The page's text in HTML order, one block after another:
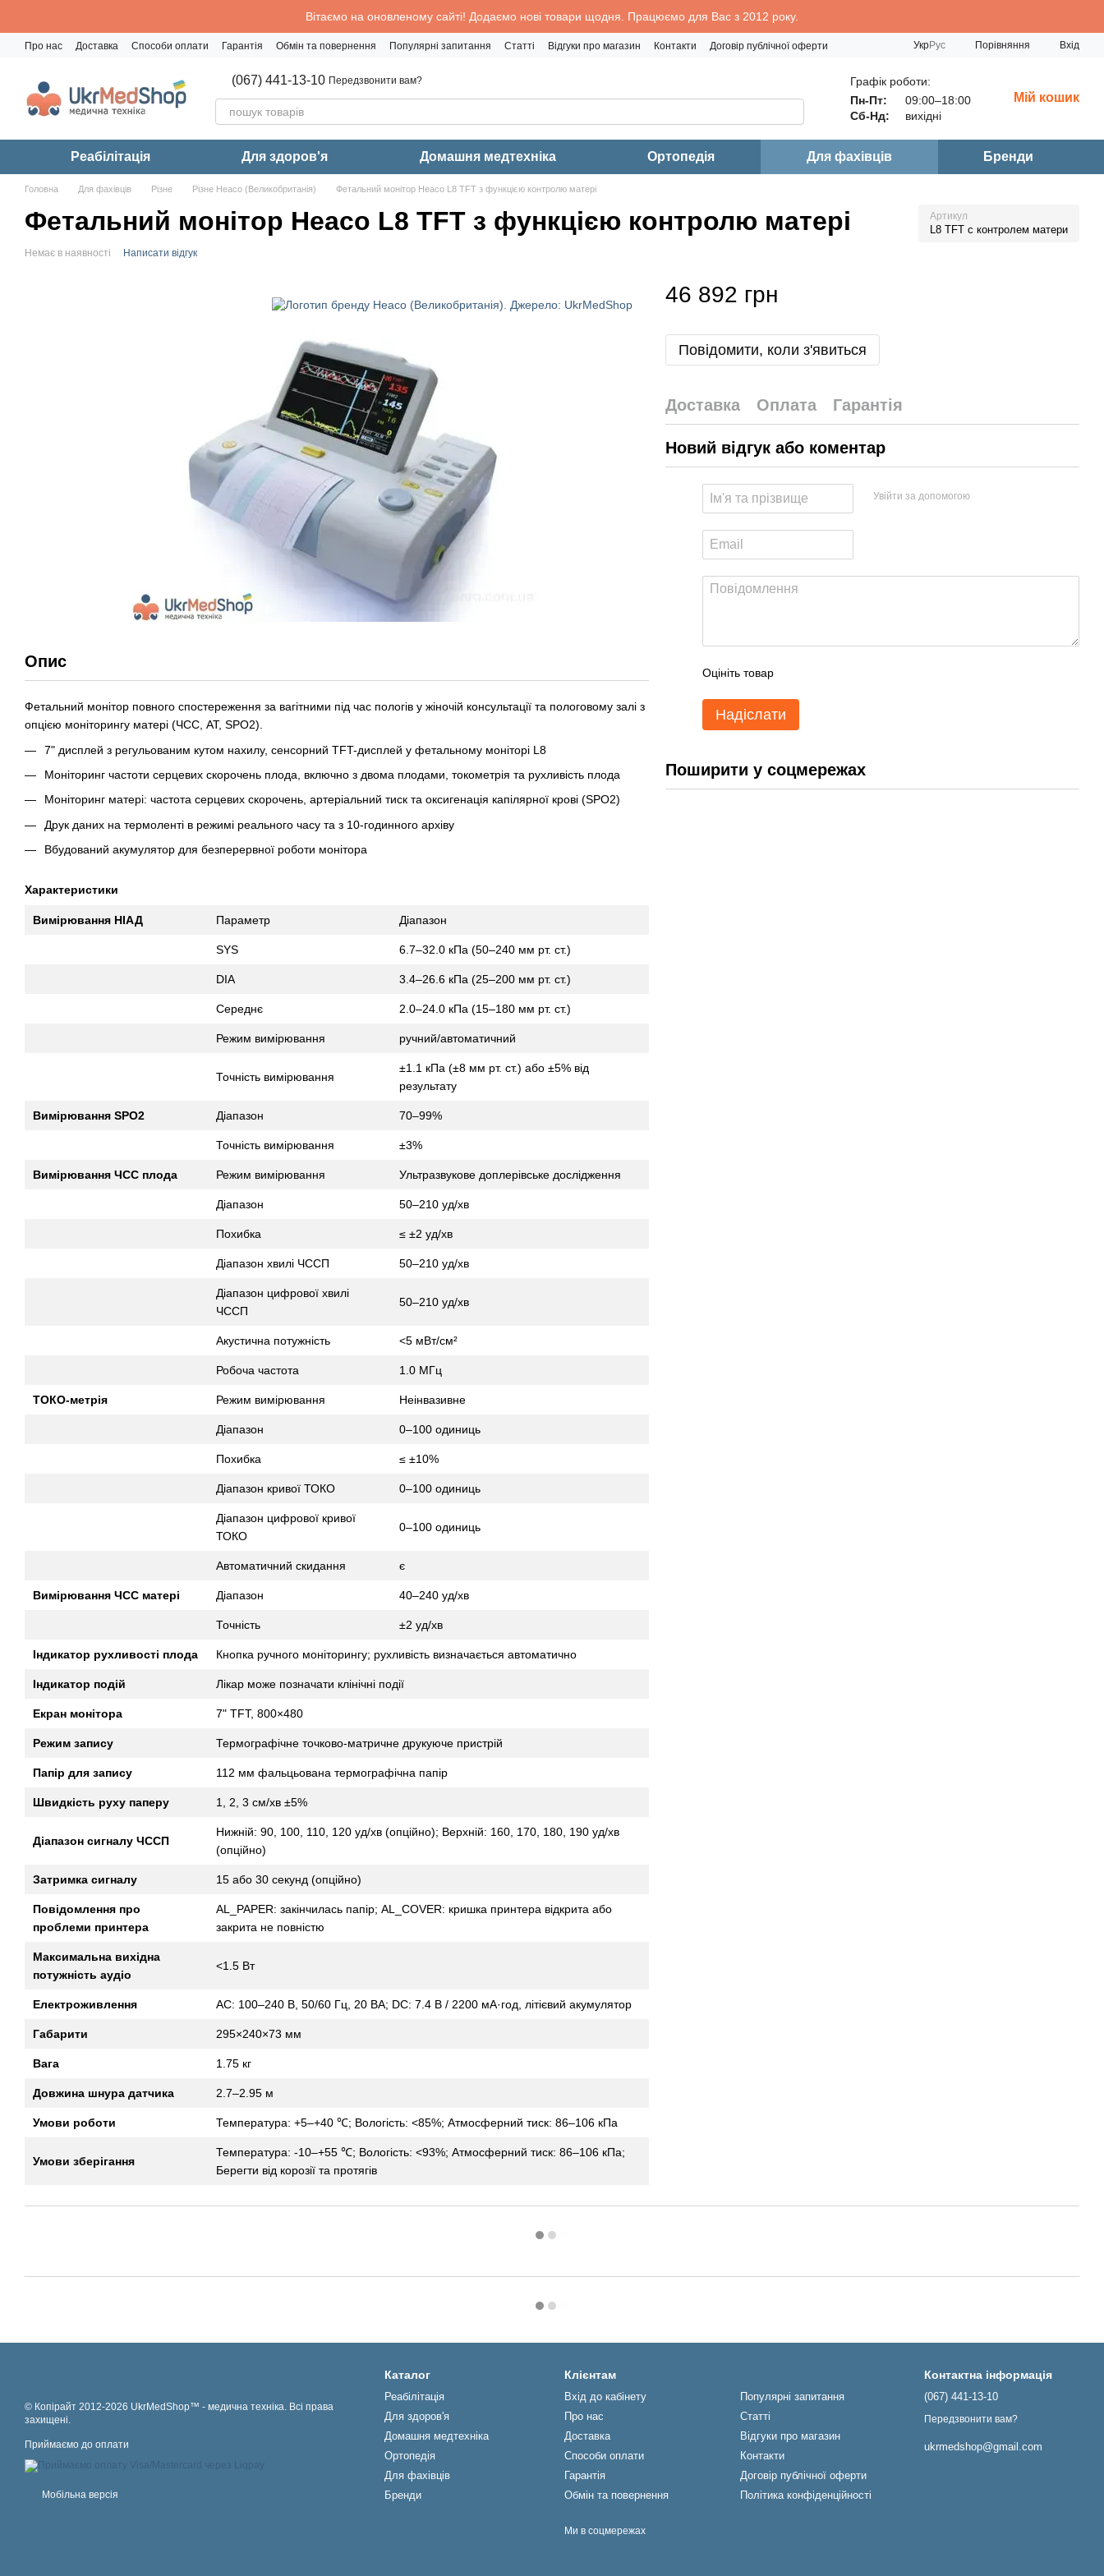
Вітаємо на оновленому сайті! Додаємо нові товари щодня. Працюємо для Вас з 2012 року.
Про нас Доставка Способи оплати Гарантія Обмін та повернення Популярні запитання Статті Відгуки про магазин Контакти
Договір публічної оферти
УкрРус Порівняння Вхід
(067) 441-13-10 Передзвонити вам?
Графік роботи:
Пн-Пт:
09:00–18:00
Сб-Нд:
вихідні
Мій кошик
Реабiлiтацiя Для здоров'я Домашня медтехніка Ортопедія Для фахівців Бренди
Головна Для фахівців Різне Різне Heaco (Великобританія) Фетальний монітор Heaco L8 TFT з функцією контролю матері
Фетальний монітор Heaco L8 TFT з функцією контролю матері Артикул
L8 TFT с контролем матери
Немає в наявності Написати відгук
Опис
Фетальний монітор повного спостереження за вагітними під час пологів у жіночій консультації та пологовому залі з
опцією моніторингу матері (ЧСС, АТ, SPO2).
7" дисплей з регульованим кутом нахилу, сенсорний TFT-дисплей у фетальному моніторі L8
Моніторинг частоти серцевих скорочень плода, включно з двома плодами, токометрія та рухливість плода
Моніторинг матері: частота серцевих скорочень, артеріальний тиск та оксигенація капілярної крові (SPO2)
Друк даних на термоленті в режимі реального часу та з 10-годинного архіву
Вбудований акумулятор для безперервної роботи монітора
Характеристики
Вимірювання НІАД Параметр Діапазон
SYS 6.7–32.0 кПа (50–240 мм рт. ст.)
DIA 3.4–26.6 кПа (25–200 мм рт. ст.)
Середнє 2.0–24.0 кПа (15–180 мм рт. ст.)
Режим вимірювання ручний/автоматичний
Точність вимірювання
±1.1 кПа (±8 мм рт. ст.) або ±5% від
результату
Вимірювання SPO2 Діапазон 70–99%
Точність вимірювання ±3%
Вимірювання ЧСС плода Режим вимірювання Ультразвукове доплерівське дослідження
Діапазон 50–210 уд/хв
Похибка ≤ ±2 уд/хв
Діапазон хвилі ЧССП 50–210 уд/хв
Діапазон цифрової хвилі
ЧССП
50–210 уд/хв
Акустична потужність <5 мВт/см²
Робоча частота 1.0 МГц
ТОКО-метрія Режим вимірювання Неінвазивне
Діапазон 0–100 одиниць
Похибка ≤ ±10%
Діапазон кривої ТОКО 0–100 одиниць
Діапазон цифрової кривої
ТОКО
0–100 одиниць
Автоматичний скидання є
Вимірювання ЧСС матері Діапазон 40–240 уд/хв
Точність ±2 уд/хв
Індикатор рухливості плода Кнопка ручного моніторингу; рухливість визначається автоматично
Індикатор подій Лікар може позначати клінічні події
Екран монітора 7" TFT, 800×480
Режим запису Термографічне точково-матричне друкуюче пристрій
Папір для запису 112 мм фальцьована термографічна папір
Швидкість руху паперу 1, 2, 3 см/хв ±5%
Діапазон сигналу ЧССП
Нижній: 90, 100, 110, 120 уд/хв (опційно); Верхній: 160, 170, 180, 190 уд/хв
(опційно)
Затримка сигналу 15 або 30 секунд (опційно)
Повідомлення про
проблеми принтера
AL_PAPER: закінчилась папір; AL_COVER: кришка принтера відкрита або
закрита не повністю
Максимальна вихідна
потужність аудіо
<1.5 Вт
Електроживлення AC: 100–240 В, 50/60 Гц, 20 ВА; DC: 7.4 В / 2200 мА·год, літієвий акумулятор
Габарити 295×240×73 мм
Вага 1.75 кг
Довжина шнура датчика 2.7–2.95 м
Умови роботи Температура: +5–+40 ℃; Вологість: <85%; Атмосферний тиск: 86–106 кПа
Умови зберігання
Температура: -10–+55 ℃; Вологість: <93%; Атмосферний тиск: 86–106 кПа;
Берегти від корозії та протягів
46 892 грн
Повідомити, коли з'явиться
Доставка Оплата Гарантія
Новий відгук або коментар
Увійти за допомогою
Оцініть товар
Надіслати
Поширити у соцмережах
© Копірайт 2012-2026 UkrMedShop™ - медична техніка. Всі права
захищені.
Приймаємо до оплати
Мобільна версія
Каталог
Реабiлiтацiя
Для здоров'я
Домашня медтехніка
Ортопедія
Для фахівців
Бренди
Клієнтам
Вхід до кабінету
Про нас
Доставка
Способи оплати
Гарантія
Обмін та повернення
Популярні запитання
Статті
Відгуки про магазин
Контакти
Договір публічної оферти
Політика конфіденційності
Ми в соцмережах
Контактна інформація
(067) 441-13-10
Передзвонити вам?
ukrmedshop@gmail.com